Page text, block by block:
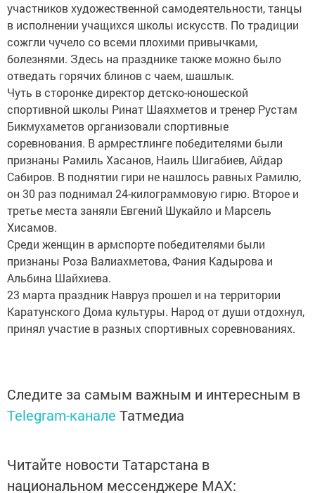
участников художественной самодеятельности, танцы
в исполнении учащихся школы искусств. По традиции
сожгли чучело со всеми плохими привычками,
болезнями. Здесь на празднике также можно было
отведать горячих блинов с чаем, шашлык.
Чуть в сторонке директор детско-юношеской
спортивной школы Ринат Шаяхметов и тренер Рустам
Бикмухаметов организовали спортивные
соревнования. В армрестлинге победителями были
признаны Рамиль Хасанов, Наиль Шигабиев, Айдар
Сабиров. В поднятии гири не нашлось равных Рамилю,
он 30 раз поднимал 24-килограммовую гирю. Второе и
третье места заняли Евгений Шукайло и Марсель
Хисамов.
Среди женщин в армспорте победителями были
признаны Роза Валиахметова, Фания Кадырова и
Альбина Шайхиева.
23 марта праздник Навруз прошел и на территории
Каратунского Дома культуры. Народ от души отдохнул,
принял участие в разных спортивных соревнованиях.
Следите за самым важным и интересным в
Telegram-канале Татмедиа
Читайте новости Татарстана в
национальном мессенджере MАХ: